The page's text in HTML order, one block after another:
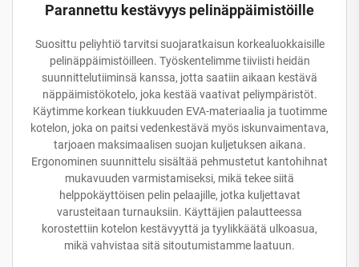
Parannettu kestävyys pelinäppäimistöille
Suosittu peliyhtiö tarvitsi suojaratkaisun korkealuokkaisille
pelinäppäimistöilleen. Työskentelimme tiiviisti heidän
suunnittelutiiminsä kanssa, jotta saatiin aikaan kestävä
näppäimistökotelo, joka kestää vaativat peliympäristöt.
Käytimme korkean tiukkuuden EVA-materiaalia ja tuotimme
kotelon, joka on paitsi vedenkestävä myös iskunvaimentava,
tarjoaen maksimaalisen suojan kuljetuksen aikana.
Ergonominen suunnittelu sisältää pehmustetut kantohihnat
mukavuuden varmistamiseksi, mikä tekee siitä
helppokäyttöisen pelin pelaajille, jotka kuljettavat
varusteitaan turnauksiin. Käyttäjien palautteessa
korostettiin kotelon kestävyyttä ja tyylikkäätä ulkoasua,
mikä vahvistaa sitä sitoutumistamme laatuun.